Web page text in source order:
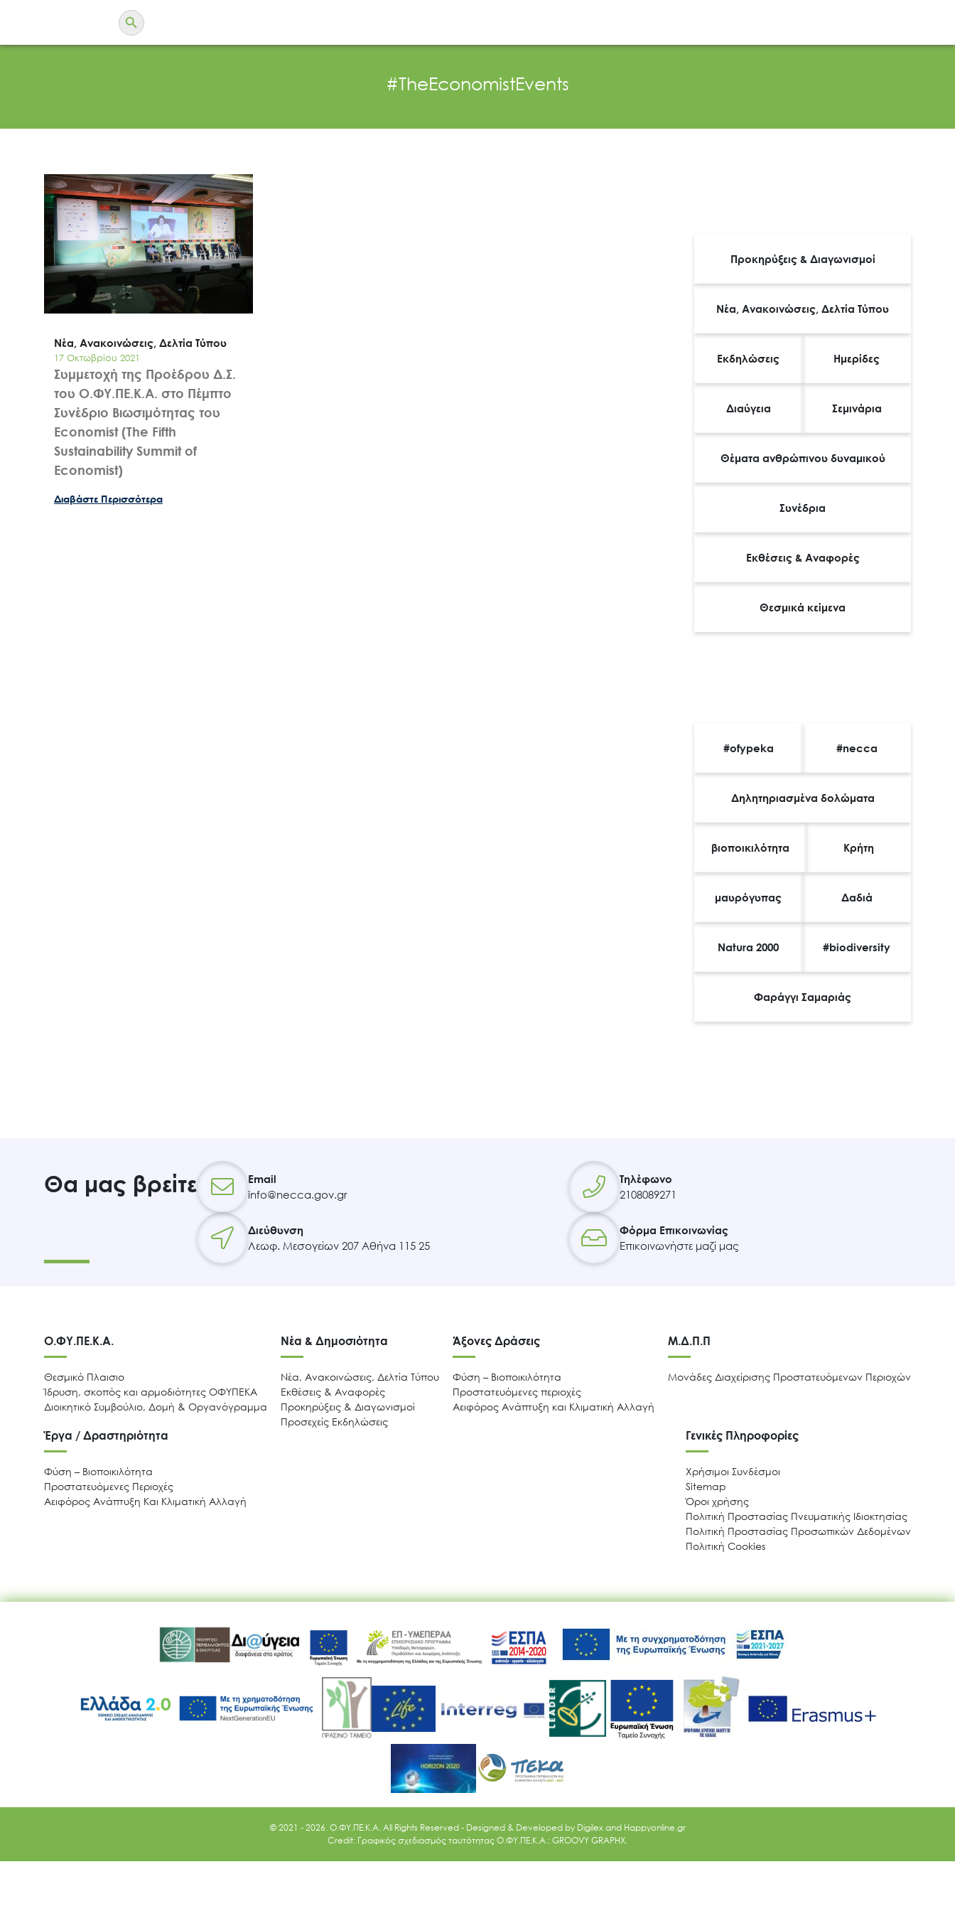
Search
for:
Search Button
Ακολουθήστε μας
#TheEconomistEvents
Νέα, Ανακοινώσεις, Δελτία Τύπου
17 Οκτωβρίου 2021
Συμμετοχή της Προέδρου Δ.Σ.
του Ο.ΦΥ.ΠΕ.Κ.Α. στο Πέμπτο
Συνέδριο Βιωσιμότητας του
Economist (The Fifth
Sustainability Summit of
Economist)
Διαβάστε Περισσότερα
Προκηρύξεις & Διαγωνισμοί
Νέα, Ανακοινώσεις, Δελτία Τύπου
Εκδηλώσεις Ημερίδες
Διαύγεια Σεμινάρια
Θέματα ανθρώπινου δυναμικού
Συνέδρια
Εκθέσεις & Αναφορές
Θεσμικά κείμενα
#ofypeka #necca
Δηλητηριασμένα δολώματα
βιοποικιλότητα Κρήτη
μαυρόγυπας Δαδιά
Natura 2000 #biodiversity
Φαράγγι Σαμαριάς
Θα μας βρείτε
Email
info@necca.gov.gr
Τηλέφωνο
2108089271
Διεύθυνση
Λεωφ. Μεσογείων 207 Αθήνα 115 25
Φόρμα Επικοινωνίας
Επικοινωνήστε μαζί μας
Ο.ΦΥ.ΠΕ.Κ.Α.
Θεσμικό Πλαισιο
Ίδρυση, σκοπός και αρμοδιότητες ΟΦΥΠΕΚΑ
Διοικητικό Συμβούλιο, Δομή & Οργανόγραμμα
Νέα & Δημοσιότητα
Νέα, Ανακοινώσεις, Δελτία Τύπου
Εκθέσεις & Αναφορές
Προκηρύξεις & Διαγωνισμοί
Προσεχείς Εκδηλώσεις
Άξονες Δράσεις
Φύση – Βιοποικιλότητα
Προστατευόμενες περιοχές
Αειφόρος Ανάπτυξη και Κλιματική Αλλαγή
Μ.Δ.Π.Π
Μονάδες Διαχείρισης Προστατευόμενων Περιοχών
Έργα / Δραστηριότητα
Φύση – Βιοποικιλότητα
Προστατευόμενες Περιοχές
Αειφόρος Ανάπτυξη Και Κλιματική Αλλαγή
Γενικές Πληροφορίες
Χρήσιμοι Συνδέσμοι
Sitemap
Όροι χρήσης
Πολιτική Προστασίας Πνευματικής Ιδιοκτησίας
Πολιτική Προστασίας Προσωπικών Δεδομένων
Πολιτική Cookies
© 2021 - 2026. O.ΦΥ.ΠΕ.Κ.Α. All Rights Reserved - Designed & Developed by Digilex and Happyonline.gr
Credit: Γραφικός σχεδιασμός ταυτότητας Ο.ΦΥ.ΠΕ.Κ.Α.: GROOVY GRAPHX.